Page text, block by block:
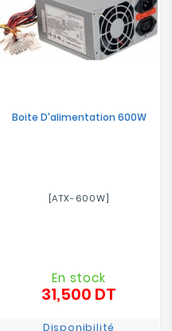
Boite D'alimentation 600W
[ATX-600W]
En stock
31,500 DT
Disponibilité